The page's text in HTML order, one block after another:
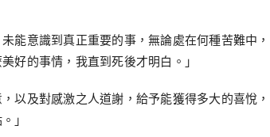
能意識到真正重要的事，無論處在何種苦難中
好的事情，我直到死後才明白。」
以及對感激之人道謝，給予能獲得多大的喜悅
」